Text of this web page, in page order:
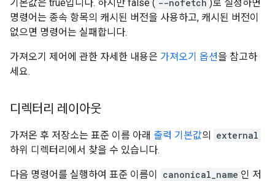
기본값은 true입니다. 하지만 false ( --nofetch )로 설정하면
명령어는 종속 항목의 캐시된 버전을 사용하고, 캐시된 버전이
없으면 명령어는 실패합니다.
가져오기 제어에 관한 자세한 내용은 가져오기 옵션을 참고하
세요.
디렉터리 레이아웃
가져온 후 저장소는 표준 이름 아래 출력 기본값의
external
하위 디렉터리에서 찾을 수 있습니다.
다음 명령어를 실행하여 표준 이름이 canonical_name 인 저